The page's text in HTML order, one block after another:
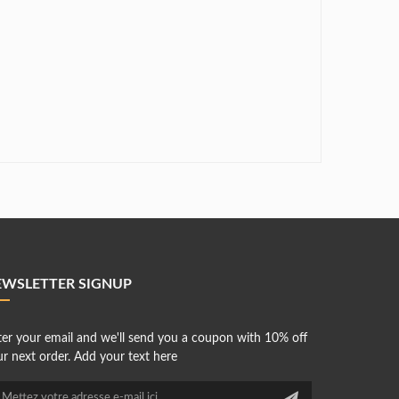
SIGNUP
your email and we'll send you a coupon with 10% off
next order. Add your text here